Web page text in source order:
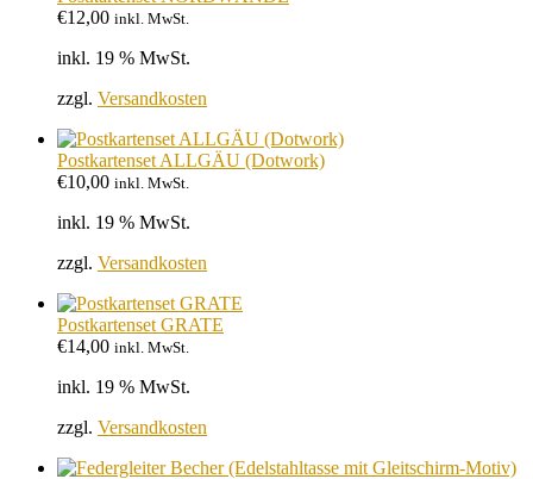
€12,00 inkl. MwSt.
inkl. 19 % MwSt.
zzgl. Versandkosten
Postkartenset ALLGÄU (Dotwork)
€10,00 inkl. MwSt.
inkl. 19 % MwSt.
zzgl. Versandkosten
Postkartenset GRATE
€14,00 inkl. MwSt.
inkl. 19 % MwSt.
zzgl. Versandkosten